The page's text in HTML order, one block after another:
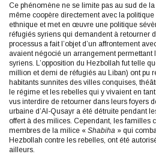
Ce phénomène ne se limite pas au sud de
même coopère directement avec la
ethnique et met en œuvre une politique
réfugiés syriens qui demandent à retourner
processus a fait l’objet d’un affrontement
avaient négocié un arrangement permettant
syriens. L’opposition du Hezbollah fut telle
million et demi de réfugiés au Liban) ont pu
habitants sunnites des villes conquises,
le régime et les rebelles qui y vivaient en
vus interdire de retourner dans leurs foyers
urbaine d’Al-Qusayr a été détruite pendant
offert à des milices. Cependant, les familles
membres de la milice « Shabiha » qui
Hezbollah contre les rebelles, ont été
ailleurs.